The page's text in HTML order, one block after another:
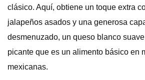
clásico. Aquí, obtiene un toque extra
jalapeños asados ​​y una generosa
desmenuzado, un queso blanco
picante que es un alimento básico en
mexicanas.